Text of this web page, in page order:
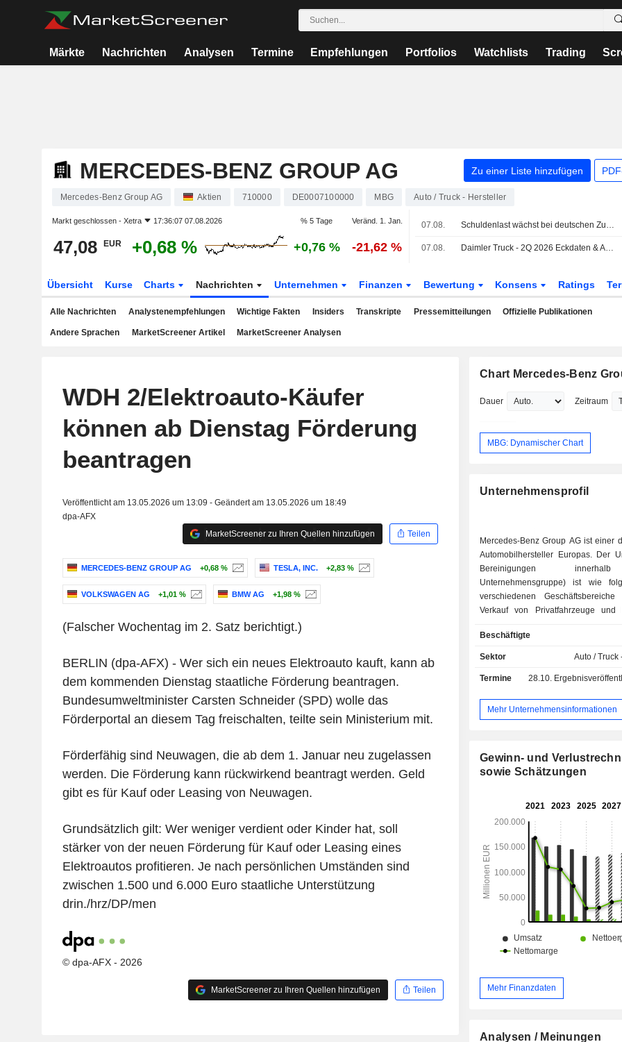
Märkte Nachrichten Analysen Termine Empfehlungen Portfolios Watchlists Trading
MERCEDES-BENZ GROUP AG Zu einer Liste hinzufügen
Mercedes-Benz Group AG Aktien 710000 DE0007100000 MBG Auto / Truck - Hersteller
Markt geschlossen - Xetra 17:36:07 07.08.2026 % 5 Tage Veränd. 1. Jan.
47,08 EUR +0,68 % +0,76 % -21,62 %
07.08. Schuldenlast wächst bei deutschen Zulieferern in angeschlagener Autoindustrie, Studie zeigt
07.08. Daimler Truck - 2Q 2026 Eckdaten & Ausblick
Übersicht Kurse Charts Nachrichten Unternehmen Finanzen Bewertung Konsens Ratings
Alle Nachrichten Analystenempfehlungen Wichtige Fakten Insiders Transkripte Pressemitteilungen Offizielle Publikationen
Andere Sprachen MarketScreener Artikel MarketScreener Analysen
WDH 2/Elektroauto-Käufer
können ab Dienstag Förderung
beantragen
Veröffentlicht am 13.05.2026 um 13:09 - Geändert am 13.05.2026 um 18:49
dpa-AFX
MarketScreener zu Ihren Quellen hinzufügen
Teilen
MERCEDES-BENZ GROUP AG +0,68 % TESLA, INC. +2,83 %
VOLKSWAGEN AG +1,01 % BMW AG +1,98 %
(Falscher Wochentag im 2. Satz berichtigt.)
BERLIN (dpa-AFX) - Wer sich ein neues Elektroauto kauft, kann ab
dem kommenden Dienstag staatliche Förderung beantragen.
Bundesumweltminister Carsten Schneider (SPD) wolle das
Förderportal an diesem Tag freischalten, teilte sein Ministerium mit.
Förderfähig sind Neuwagen, die ab dem 1. Januar neu zugelassen
werden. Die Förderung kann rückwirkend beantragt werden. Geld
gibt es für Kauf oder Leasing von Neuwagen.
Grundsätzlich gilt: Wer weniger verdient oder Kinder hat, soll
stärker von der neuen Förderung für Kauf oder Leasing eines
Elektroautos profitieren. Je nach persönlichen Umständen sind
zwischen 1.500 und 6.000 Euro staatliche Unterstützung
drin./hrz/DP/men
© dpa-AFX - 2026
MarketScreener zu Ihren Quellen hinzufügen Teilen
Chart Mercedes-Benz
Dauer Zeitraum
MBG: Dynamischer Chart
Unternehmensprofil
Mercedes-Benz Group AG ist einer
Automobilhersteller Europas. Der
Bereinigungen
Unternehmensgruppe) ist wie
verschiedenen
Verkauf von Privatfahrzeuge und
Millionen Fahrzeuge (Marken
Smart und Maybach); - Finanz- und
Finanzierungen,
wie folgt: Deutschland (15,8%),
Vereinigte Staaten (23,4%),
Beschäftigte
Sektor Auto / Truck
Termine 28.10.
Mehr Unternehmensinformationen
Gewinn- und
sowie Schätzungen
Mehr Finanzdaten
Analysen / Meinungen